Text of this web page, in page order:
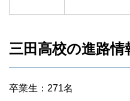
三田高校の進路情
卒業生：271名